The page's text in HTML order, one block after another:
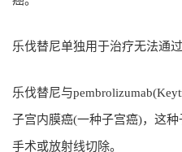
乐伐替尼单独用于治疗无法通
乐伐替尼与
子宫内膜癌(一种子宫癌)，这
手术或放射线切除。